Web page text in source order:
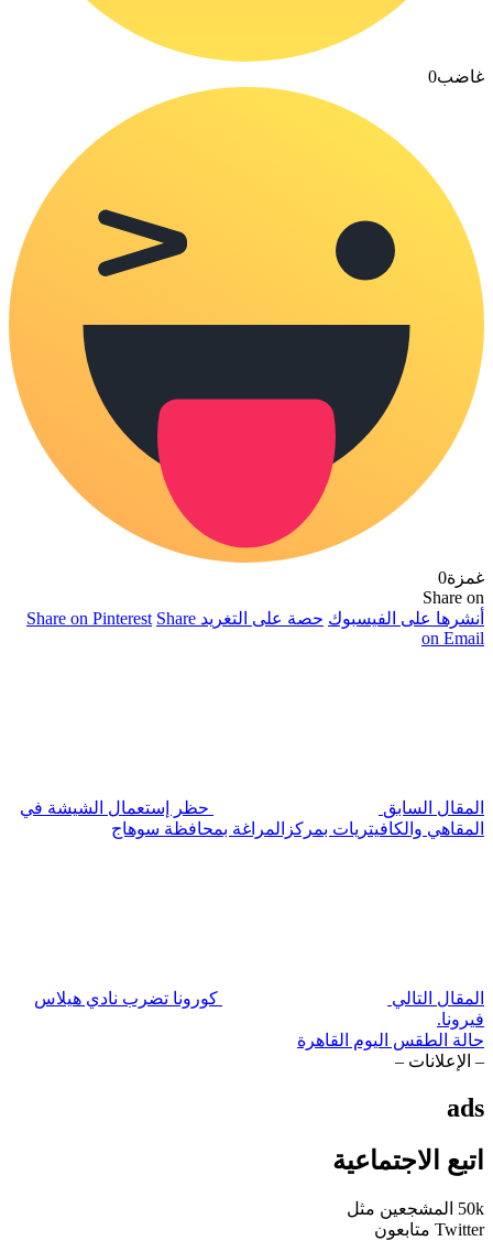
غاضب0
غمزة0
Share on
أنشرها على الفيسبوك حصة على التغريد Share on Pinterest Share
on Email
المقال السابق
حظر إستعمال الشيشة في
المقاهي والكافيتريات بمركزالمراغة بمحافظة سوهاج
المقال التالي
كورونا تضرب نادي هيلاس
فيرونا.
حالة الطقس اليوم القاهرة
– الإعلانات –
ads
اتبع الاجتماعية
50k المشجعين مثل
Twitter متابعون